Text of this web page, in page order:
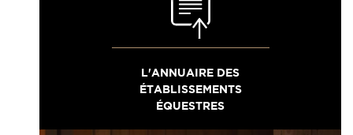
L'ANNUAIRE DES
ÉTABLISSEMENTS
ÉQUESTRES